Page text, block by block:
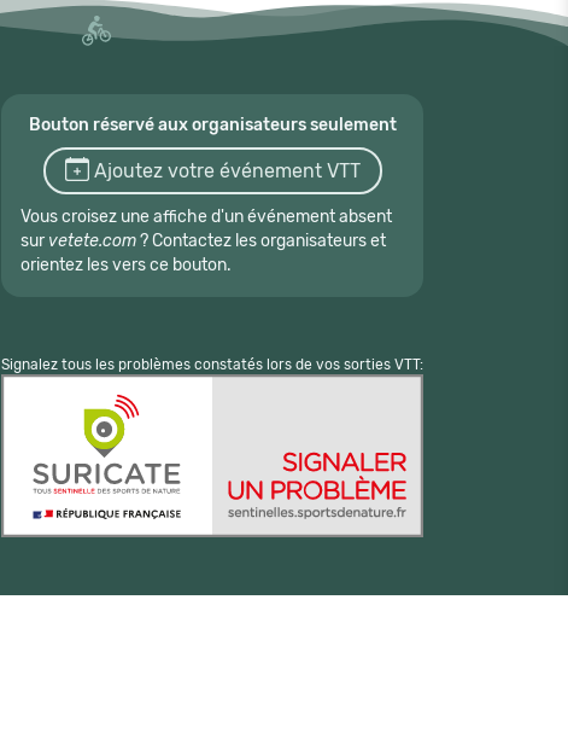
Bouton réservé aux organisateurs seulement
Ajoutez votre événement VTT
Vous croisez une affiche d'un événement absent
sur vetete.com? Contactez les organisateurs et
orientez les vers ce bouton.
Signalez tous les problèmes constatés lors de vos sorties VTT: